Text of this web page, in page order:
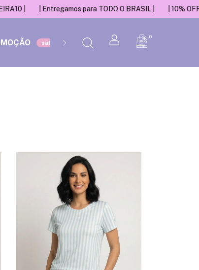
| | Entregamos para TODO O BRASIL | | 10% OFF
ACESSÓRIOS
0